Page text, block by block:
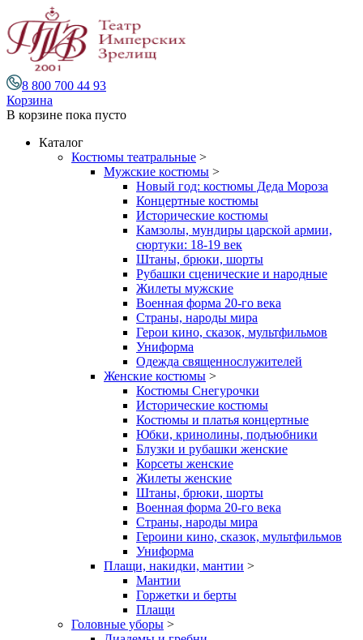
8 800 700 44 93
Корзина
В корзине пока пусто
Каталог
Костюмы театральные >
Мужские костюмы >
Новый год: костюмы Деда Мороза
Концертные костюмы
Исторические костюмы
Камзолы, мундиры царской армии,
сюртуки: 18-19 век
Штаны, брюки, шорты
Рубашки сценические и народные
Жилеты мужские
Военная форма 20-го века
Страны, народы мира
Герои кино, сказок, мультфильмов
Униформа
Одежда священнослужителей
Женские костюмы >
Костюмы Снегурочки
Исторические костюмы
Костюмы и платья концертные
Юбки, кринолины, подъюбники
Блузки и рубашки женские
Корсеты женские
Жилеты женские
Штаны, брюки, шорты
Военная форма 20-го века
Страны, народы мира
Героини кино, сказок, мультфильмов
Униформа
Плащи, накидки, мантии >
Мантии
Горжетки и берты
Плащи
Головные уборы >